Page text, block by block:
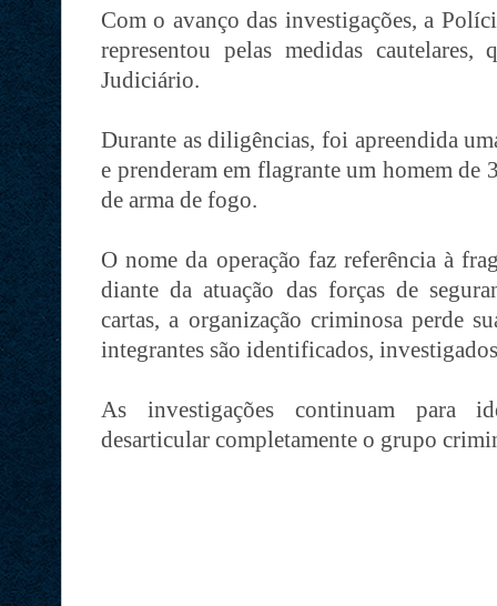
Com o avanço das investigações, a
representou pelas medidas
Judiciário.
Durante as diligências, foi apreendida
e prenderam em flagrante um homem de
de arma de fogo.
O nome da operação faz referência à
diante da atuação das forças de
cartas, a organização criminosa perde
integrantes são identificados,
As investigações continuam para
desarticular completamente o grupo